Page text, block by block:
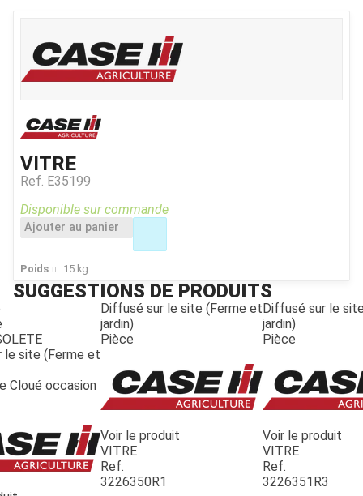
VITRE
Ref. E35199
Poids 15 kg
Disponible sur commande
Ajouter au panier
SUGGESTIONS DE PRODUITS
le site (Ferme et
Cloué occasion
Diffusé sur le site (Ferme et
jardin)
Pièce
Voir le produit
VITRE
Ref.
3226350R1
Diffusé sur le
jardin)
Pièce
Voir le produit
VITRE
Ref.
3226351R3